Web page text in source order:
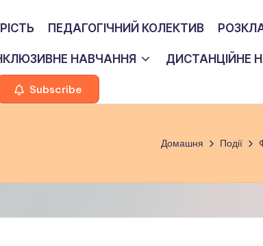
ПЕДАГОГІЧНИЙ КОЛЕКТИВ
НАВЧАННЯ ДИСТАНЦІЙНЕ
Subscribe
Домашня Події